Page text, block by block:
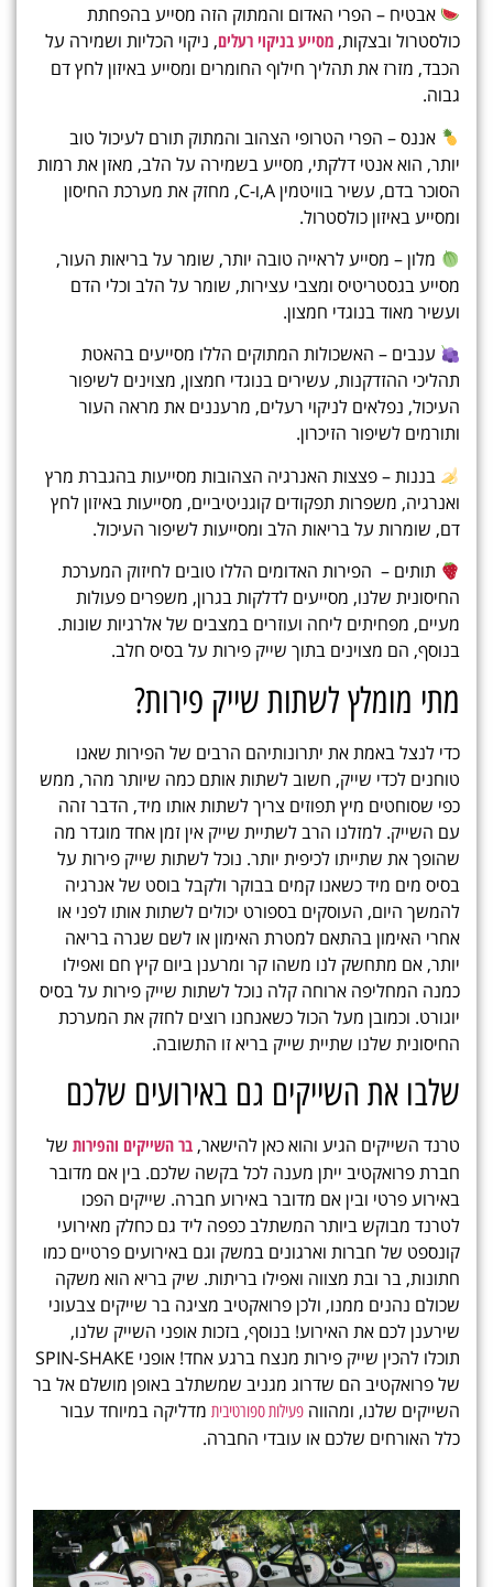
אבטיח– הפרי האדום והמתוק הזה מסייע בהפחתת
כולסטרול ובצקות, מסייע בניקוי רעלים, ניקוי הכליות ושמירה על
הכבד, מזרז את תהליך חילוף החומרים ומסייע באיזון לחץ דם
גבוה.
אננס – הפרי הטרופי הצהוב והמתוק תורם לעיכול טוב
יותר, הוא אנטי דלקתי, מסייע בשמירה על הלב, מאזן את רמות
הסוכר בדם, עשיר בוויטמין A,ו-C, מחזק את מערכת החיסון
ומסייע באיזון כולסטרול.
מלון – מסייע לראייה טובה יותר, שומר על בריאות העור,
מסייע בגסטריטיס ומצבי עצירות, שומר על הלב וכלי הדם
ועשיר מאוד בנוגדי חמצון.
ענבים – האשכולות המתוקים הללו מסייעים בהאטת
תהליכי ההזדקנות, עשירים בנוגדי חמצון, מצוינים לשיפור
העיכול, נפלאים לניקוי רעלים, מרעננים את מראה העור
ותורמים לשיפור הזיכרון.
בננות – פצצות האנרגיה הצהובות מסייעות בהגברת מרץ
ואנרגיה, משפרות תפקודים קוגניטיביים, מסייעות באיזון לחץ
דם, שומרות על בריאות הלב ומסייעות לשיפור העיכול.
תותים – הפירות האדומים הללו טובים לחיזוק המערכת
החיסונית שלנו, מסייעים לדלקות בגרון, משפרים פעולות
מעיים, מפחיתים ליחה ועוזרים במצבים של אלרגיות שונות.
בנוסף, הם מצוינים בתוך שייק פירות על בסיס חלב.
מתי מומלץ לשתות שייק פירות?
כדי לנצל באמת את יתרונותיהם הרבים של הפירות שאנו
טוחנים לכדי שייק, חשוב לשתות אותם כמה שיותר מהר, ממש
כפי שסוחטים מיץ תפוזים צריך לשתות אותו מיד, הדבר זהה
עם השייק. למזלנו הרב לשתיית שייק אין זמן אחד מוגדר מה
שהופך את שתייתו לכיפית יותר. נוכל לשתות שייק פירות על
בסיס מים מיד כשאנו קמים בבוקר ולקבל בוסט של אנרגיה
להמשך היום, העוסקים בספורט יכולים לשתות אותו לפני או
אחרי האימון בהתאם למטרת האימון או לשם שגרה בריאה
יותר, אם מתחשק לנו משהו קר ומרענן ביום קיץ חם ואפילו
כמנה המחליפה ארוחה קלה נוכל לשתות שייק פירות על בסיס
יוגורט. וכמובן מעל הכול כשאנחנו רוצים לחזק את המערכת
החיסונית שלנו שתיית שייק בריא זו התשובה.
שלבו את השייקים גם באירועים שלכם
טרנד השייקים הגיע והוא כאן להישאר, בר השייקים והפירות של
חברת פרואקטיב ייתן מענה לכל בקשה שלכם. בין אם מדובר
באירוע פרטי ובין אם מדובר באירוע חברה. שייקים הפכו
לטרנד מבוקש ביותר המשתלב כפפה ליד גם כחלק מאירועי
קונספט של חברות וארגונים במשק וגם באירועים פרטיים כמו
חתונות, בר ובת מצווה ואפילו בריתות. שיק בריא הוא משקה
שכולם נהנים ממנו, ולכן פרואקטיב מציגה בר שייקים צבעוני
שירענן לכם את האירוע! בנוסף, בזכות אופני השייק שלנו,
תוכלו להכין שייק פירות מנצח ברגע אחד!
אופני SPIN-SHAKE
של פרואקטיב הם שדרוג מגניב שמשתלב באופן מושלם אל בר
השייקים שלנו, ומהווה פעילות ספורטיבית מדליקה במיוחד עבור
כלל האורחים שלכם או עובדי החברה.